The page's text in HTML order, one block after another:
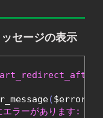
セージの表示
($error
エラーがあります: '